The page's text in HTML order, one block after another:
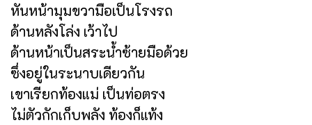
หันหน้ามุมขวามือเป็นโรงรถ
ด้านหลังโล่ง เว้าไป
ด้านหน้าเป็นสระน้ำซ้ายมือด้วย
ซึ่งอยู่ในระนาบเดียวกัน
เขาเรียกท้องแม่ เป็นท่อตรง
ไม่ตัวกักเก็บพลัง ท้องก็แท้ง